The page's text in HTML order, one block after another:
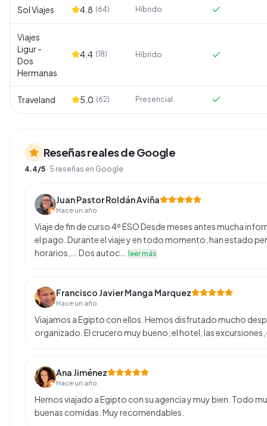
Sol Viajes 4.8 (64) Híbrido
Viajes
Ligur -
Dos
Hermanas
4.4 (18) Híbrido
Traveland 5.0 (62) Presencial
Reseñas reales de Google
4.4/5 · 5 reseñas en Google
Juan Pastor Roldán Aviña
Hace un año
Viaje de fin de curso 4º ESO Desde meses antes mucha
el pago. Durante el viaje y en todo momento, han estado
horarios,... Dos autoc…
leer más
Francisco Javier Manga Marquez
Hace un año
Viajamos a Egipto con ellos. Hemos disfrutado mucho
organizado. El crucero muy bueno, el hotel, las
Ana Jiménez
Hace un año
Hemos viajado a Egipto con su agencia y muy bien. Todo
buenas comidas. Muy recomendables.